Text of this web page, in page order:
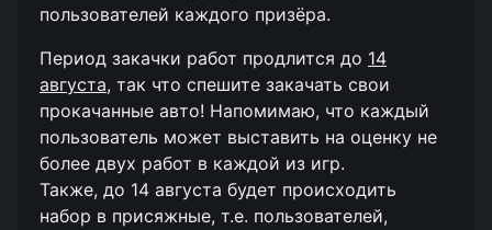
пользователей каждого призёра.
Период закачки работ продлится до 14
августа, так что спешите закачать свои
прокачанные авто! Напомимаю, что каждый
пользователь может выставить на оценку не
более двух работ в каждой из игр.
Также, до 14 августа будет происходить
набор в присяжные, т.е. пользователей,